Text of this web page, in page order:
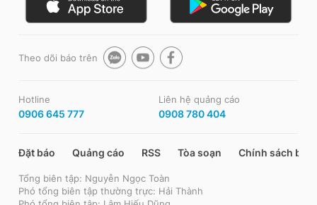
Theo dõi báo trên
Hotline
0906 645 777
Liên hệ quảng cáo
0908 780 404
Đặt báo Quảng cáo RSS Tòa soạn Chính sách bảo
Tổng biên tập: Nguyễn Ngọc Toàn
Phó tổng biên tập thường trực: Hải Thành